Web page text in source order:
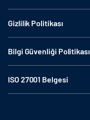
Gizlilik Politikası
Bilgi Güvenliği Politikası
ISO 27001 Belgesi